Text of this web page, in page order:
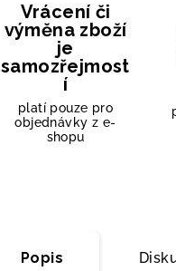
Vrácení či
výměna zboží
je
samozřejmost
í
platí pouze pro
objednávky z e-
shopu
Popis